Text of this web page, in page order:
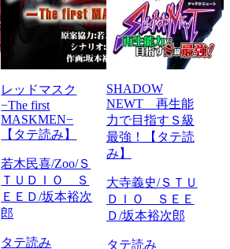
レッドマスク
−The first
MASKMEN−
【タテ読み】
若木民喜/Zoo/Ｓ
ＴＵＤＩＯ Ｓ
ＥＥＤ/坂本裕次
郎
タテ読み
SHADOW
NEWT 再生能
力で目指すＳ級
最強！【タテ読
み】
大寺義史/ＳＴＵ
ＤＩＯ ＳＥＥ
Ｄ/坂本裕次郎
タテ読み